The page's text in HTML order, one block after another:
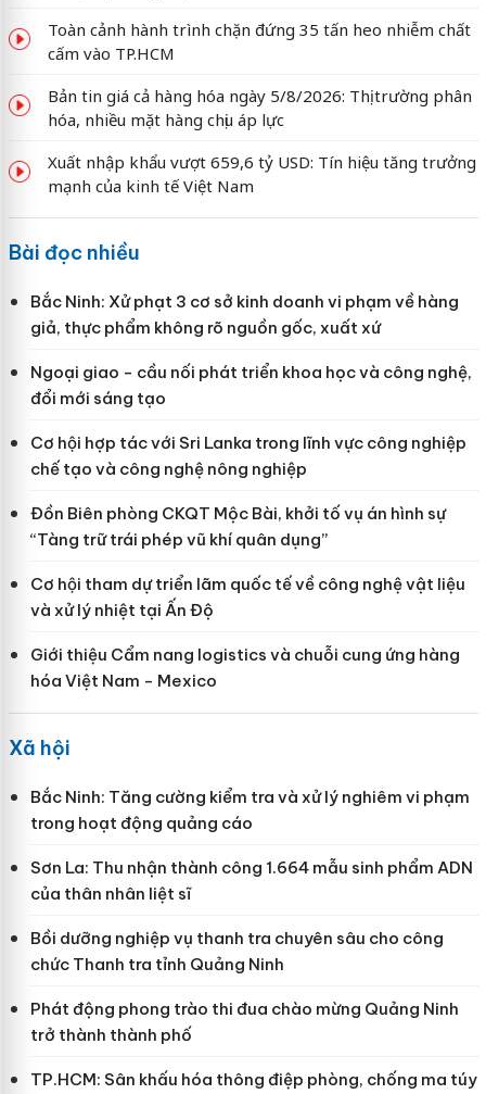
Toàn cảnh hành trình chặn đứng 35 tấn heo nhiễm chất
cấm vào TP.HCM
Bản tin giá cả hàng hóa ngày 5/8/2026: Thị trường phân
hóa, nhiều mặt hàng chịu áp lực
Xuất nhập khẩu vượt 659,6 tỷ USD: Tín hiệu tăng trưởng
mạnh của kinh tế Việt Nam
Bài đọc nhiều
Bắc Ninh: Xử phạt 3 cơ sở kinh doanh vi phạm về hàng
giả, thực phẩm không rõ nguồn gốc, xuất xứ
Ngoại giao - cầu nối phát triển khoa học và công nghệ,
đổi mới sáng tạo
Cơ hội hợp tác với Sri Lanka trong lĩnh vực công nghiệp
chế tạo và công nghệ nông nghiệp
Đồn Biên phòng CKQT Mộc Bài, khởi tố vụ án hình sự
“Tàng trữ trái phép vũ khí quân dụng”
Cơ hội tham dự triển lãm quốc tế về công nghệ vật liệu
và xử lý nhiệt tại Ấn Độ
Giới thiệu Cẩm nang logistics và chuỗi cung ứng hàng
hóa Việt Nam - Mexico
Xã hội
Bắc Ninh: Tăng cường kiểm tra và xử lý nghiêm vi phạm
trong hoạt động quảng cáo
Sơn La: Thu nhận thành công 1.664 mẫu sinh phẩm ADN
của thân nhân liệt sĩ
Bồi dưỡng nghiệp vụ thanh tra chuyên sâu cho công
chức Thanh tra tỉnh Quảng Ninh
Phát động phong trào thi đua chào mừng Quảng Ninh
trở thành thành phố
TP.HCM: Sân khấu hóa thông điệp phòng, chống ma túy